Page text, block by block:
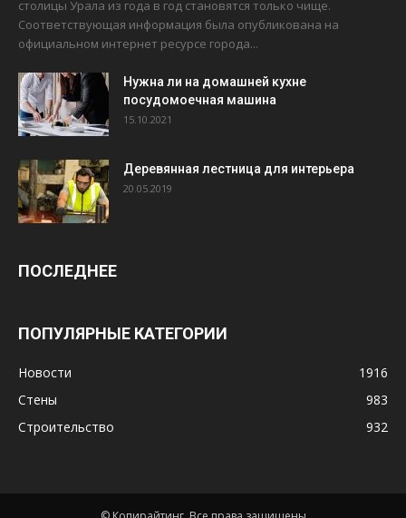
столицы Урала из года в год становятся только чище.
Соответствующая информация была опубликована на
официальном интернет ресурсе города...
Нужна ли на домашней кухне
посудомоечная машина
15.10.2021
Деревянная лестница для интерьера
20.05.2019
ПОСЛЕДНЕЕ
ПОПУЛЯРНЫЕ КАТЕГОРИИ
Новости
1916
Стены
983
Строительство
932